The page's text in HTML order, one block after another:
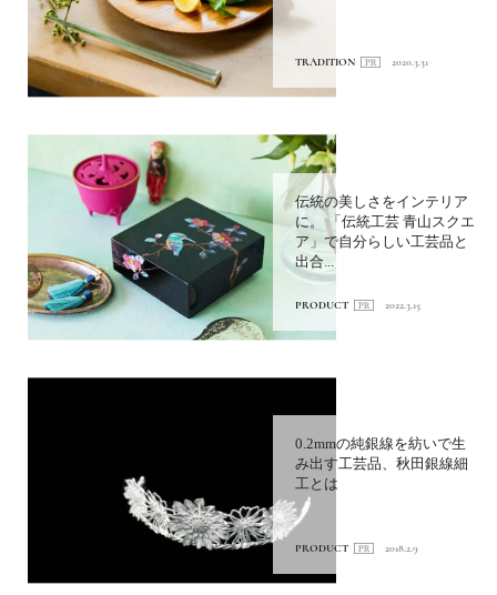
TRADITION 2020.3.31
伝統の美しさをインテリア
に。 「伝統工芸 青山スクエ
ア」で自分らしい工芸品と
出合...
PRODUCT 2022.3.15
0.2mmの純銀線を紡いで生
み出す工芸品、秋田銀線細
工とは
PRODUCT 2018.2.9